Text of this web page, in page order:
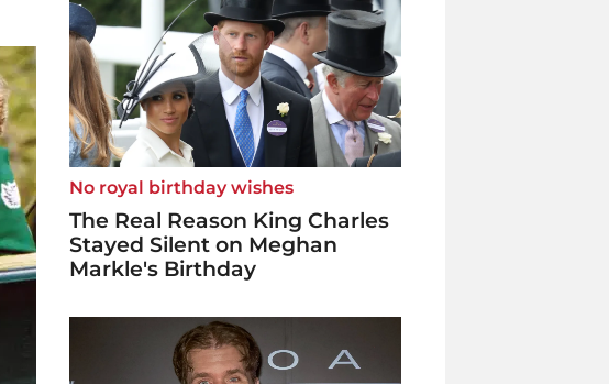
No royal birthday wishes
The Real Reason King Charles
Stayed Silent on Meghan
Markle's Birthday